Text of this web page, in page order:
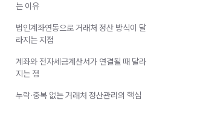
는 이유
법인계좌연동으로 거래처 정산 방식이 달
라지는 지점
계좌와 전자세금계산서가 연결될 때 달라
지는 점
누락·중복 없는 거래처 정산관리의 핵심